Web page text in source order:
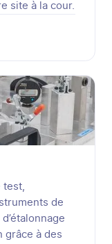
site à la cour.
de
grâce à des